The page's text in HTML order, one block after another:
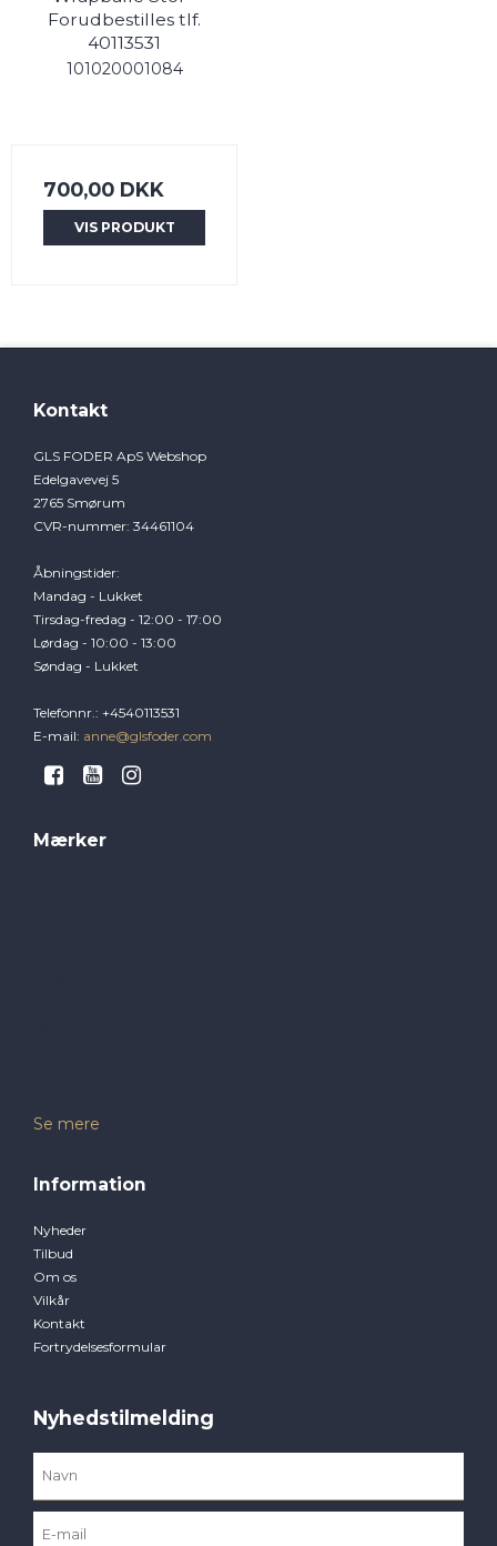
Forudbestilles tlf.
40113531
101020001084
700,00 DKK
VIS PRODUKT
Kontakt
GLS FODER ApS Webshop
Edelgavevej 5
2765 Smørum
CVR-nummer: 34461104
Åbningstider:
Mandag - Lukket
Tirsdag-fredag - 12:00 - 17:00
Lørdag - 10:00 - 13:00
Søndag - Lukket
Telefonnr.: +4540113531
E-mail: anne@glsfoder.com
Mærker
Se mere
Information
Nyheder
Tilbud
Om os
Vilkår
Kontakt
Fortrydelsesformular
Nyhedstilmelding